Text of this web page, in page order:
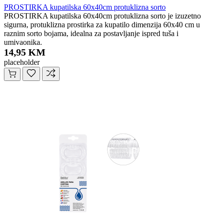
PROSTIRKA kupatilska 60x40cm protuklizna sorto
PROSTIRKA kupatilska 60x40cm protuklizna sorto je izuzetno
sigurna, protuklizna prostirka za kupatilo dimenzija 60x40 cm u
raznim sorto bojama, idealna za postavljanje ispred tuša i
umivaonika.
14,95 KM
placeholder